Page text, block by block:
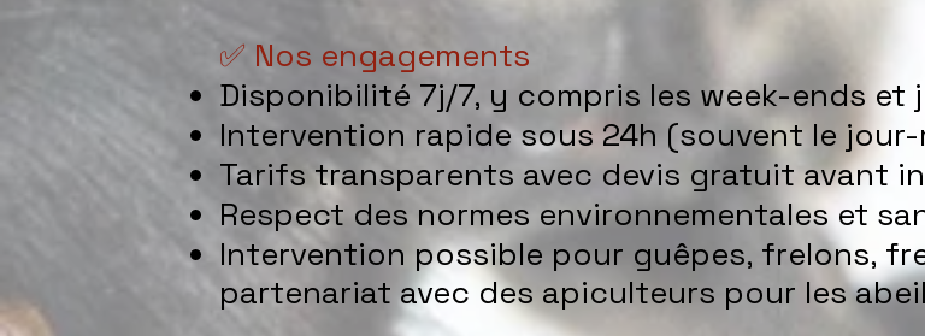
✅ Nos engagements
Disponibilité 7j/7, y compris les week-ends et
Intervention rapide sous 24h (souvent le
Tarifs transparents avec devis gratuit avant
Respect des normes environnementales et
Intervention possible pour guêpes, frelons,
partenariat avec des apiculteurs pour les